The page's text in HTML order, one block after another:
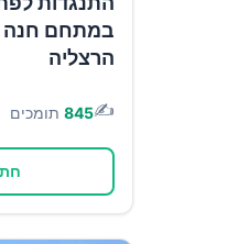
במתחם חנה
הרצליה
✍️
845 תומכים